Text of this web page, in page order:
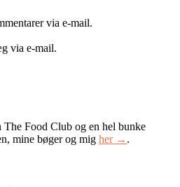
via e-mail.
via e-mail.
The Food Club og en hel bunke
mine bøger og mig her → .